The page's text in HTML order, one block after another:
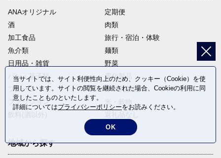
ANAオリジナル
定期便
酒
肉類
加工食品
旅行・宿泊・体験
魚介類
麺類
日用品・雑貨
野菜
パン・菓子類
電化製品
フルーツ
卵・乳製品
ファッション
地域から探す
当サイトでは、サイト利便性向上のため、クッキー（Cookie）を使
用しています。サイトの閲覧を継続された場合、Cookieの利用に同
意したことものといたします。
詳細についてはプライバシーポリシーをお読みください。
OK